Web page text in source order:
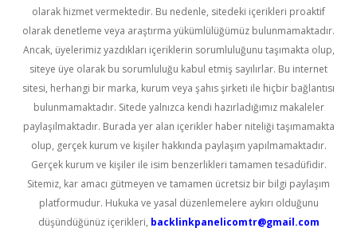
olarak hizmet vermektedir. Bu nedenle, sitedeki içerikleri proaktif
olarak denetleme veya araştırma yükümlülüğümüz bulunmamaktadır.
Ancak, üyelerimiz yazdıkları içeriklerin sorumluluğunu taşımakta olup,
siteye üye olarak bu sorumluluğu kabul etmiş sayılırlar. Bu internet
sitesi, herhangi bir marka, kurum veya şahıs şirketi ile hiçbir bağlantısı
bulunmamaktadır. Sitede yalnızca kendi hazırladığımız makaleler
paylaşılmaktadır. Burada yer alan içerikler haber niteliği taşımamakta
olup, gerçek kurum ve kişiler hakkında paylaşım yapılmamaktadır.
Gerçek kurum ve kişiler ile isim benzerlikleri tamamen tesadüfidir.
Sitemiz, kar amacı gütmeyen ve tamamen ücretsiz bir bilgi paylaşım
platformudur. Hukuka ve yasal düzenlemelere aykırı olduğunu
düşündüğünüz içerikleri, backlinkpanelicomtr@gmail.com